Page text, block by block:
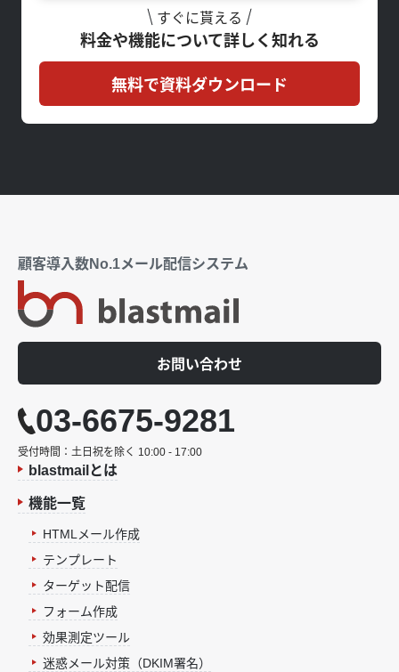
すぐに貰える
料金や機能について詳しく知れる
無料で資料ダウンロード
顧客導入数No.1メール配信システム
お問い合わせ
03-6675-9281
受付時間：土日祝を除く 10:00 - 17:00
blastmailとは
機能一覧
HTMLメール作成
テンプレート
ターゲット配信
フォーム作成
効果測定ツール
迷惑メール対策（DKIM署名）